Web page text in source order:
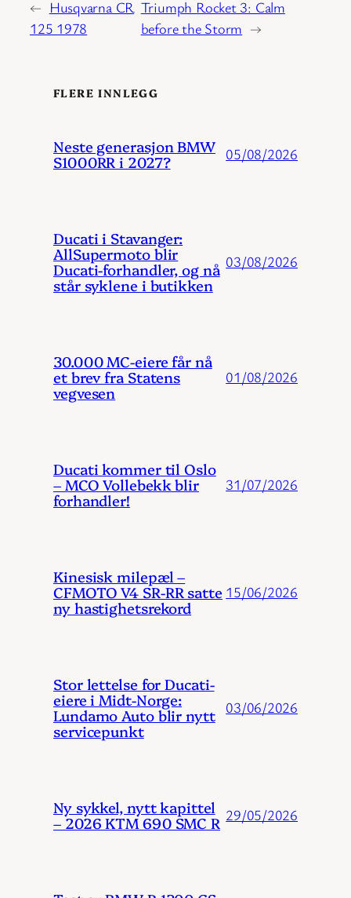
← Husqvarna CR
125 1978
Triumph Rocket 3: Calm
before the Storm →
FLERE INNLEGG
Neste generasjon BMW
S1000RR i 2027? 05/08/2026
Ducati i Stavanger:
AllSupermoto blir
Ducati-forhandler, og nå
står syklene i butikken
03/08/2026
30.000 MC-eiere får nå
et brev fra Statens
vegvesen
01/08/2026
Ducati kommer til Oslo
– MCO Vollebekk blir
forhandler!
31/07/2026
Kinesisk milepæl –
CFMOTO V4 SR-RR satte
ny hastighetsrekord
15/06/2026
Stor lettelse for Ducati-
eiere i Midt-Norge:
Lundamo Auto blir nytt
servicepunkt
03/06/2026
Ny sykkel, nytt kapittel
– 2026 KTM 690 SMC R 29/05/2026